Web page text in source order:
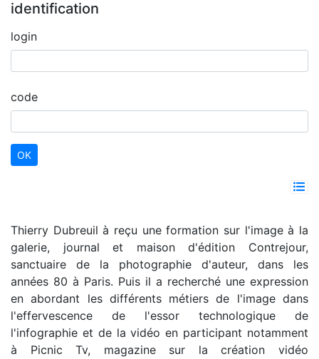
identification
login
code
Thierry Dubreuil à reçu une formation sur l'image à la
galerie, journal et maison d'édition Contrejour,
sanctuaire de la photographie d'auteur, dans les
années 80 à Paris. Puis il a recherché une expression
en abordant les différents métiers de l'image dans
l'effervescence de l'essor technologique de
l'infographie et de la vidéo en participant notamment
à Picnic Tv, magazine sur la création vidéo